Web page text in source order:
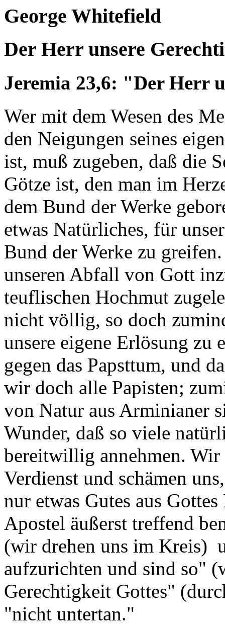
George Whitefield
Der Herr unsere
Jeremia 23,6: "Der Herr
Wer mit dem Wesen des
den Neigungen seines
ist, muß zugeben, daß die
Götze ist, den man im
dem Bund der Werke
etwas Natürliches, für
Bund der Werke zu
unseren Abfall von Gott
teuflischen Hochmut
nicht völlig, so doch
unsere eigene Erlösung
gegen das Papsttum, und
wir doch alle Papisten;
von Natur aus Arminianer
Wunder, daß so viele
bereitwillig annehmen.
Verdienst und schämen
nur etwas Gutes aus
Apostel äußerst treffend
(wir drehen uns im Kreis)
aufzurichten und sind so"
Gerechtigkeit Gottes"
"nicht untertan."